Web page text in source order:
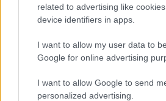
related to advertising like
device identifiers in apps.
I want to allow my user data to
Google for online advertising
I want to allow Google to send
personalized advertising.
casa” come ha fatto con i due
bisogno di ricordarLe – Lei lo
la “passione” per la propria
(anch’essauna forma di
piccoli ed è giusto non
regola nella categoria dei